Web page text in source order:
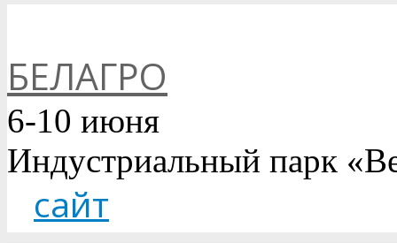
БЕЛАГРО
6-10 июня
Индустриальный парк
сайт